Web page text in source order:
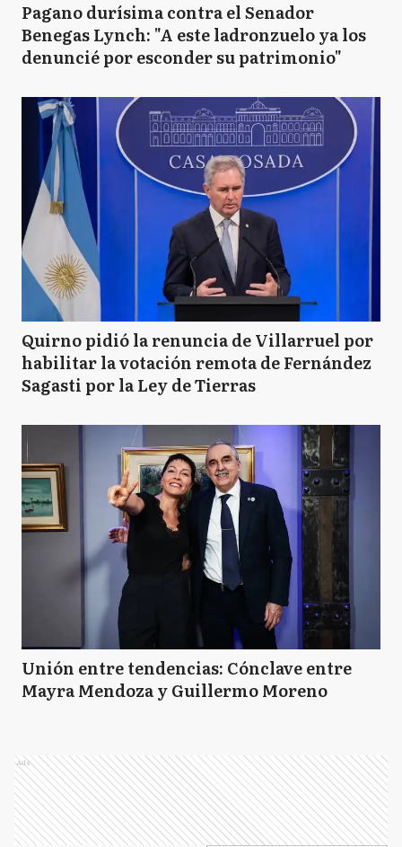
Pagano durísima contra el Senador
Benegas Lynch: "A este ladronzuelo ya los
denuncié por esconder su patrimonio"
Quirno pidió la renuncia de Villarruel por
habilitar la votación remota de Fernández
Sagasti por la Ley de Tierras
Unión entre tendencias: Cónclave entre
Mayra Mendoza y Guillermo Moreno
Ads